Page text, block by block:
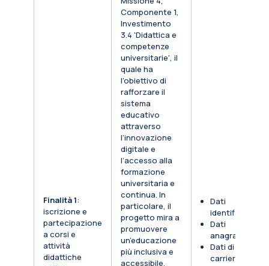
Finalità 1:
iscrizione e
partecipazione
a corsi e
attività
didattiche
Componente 1,
Investimento
3.4 'Didattica e
competenze
universitarie', il
quale ha
l'obiettivo di
rafforzare il
sistema
educativo
attraverso
l’innovazione
digitale e
l’accesso alla
formazione
universitaria e
continua. In
particolare, il
progetto mira a
promuovere
un’educazione
più inclusiva e
accessibile,
Dati
identificativi
Dati
anagrafici
Dati di
carriera